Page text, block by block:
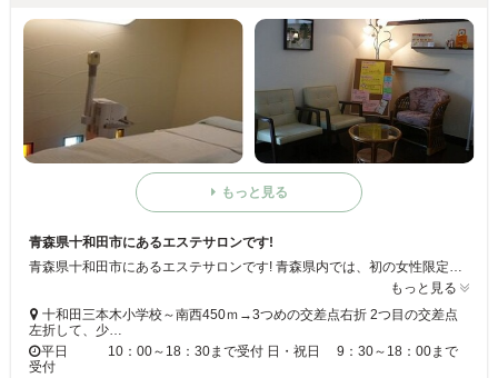
もっと見る
青森県十和田市にあるエステサロンです!
もっと見る
十和田三本木小学校～南西450ｍ→3つめの交差点右折 2つ目の交差点
左折して、少…
平日 10：00～18：30まで受付 日・祝日 9：30～18：00まで
受付